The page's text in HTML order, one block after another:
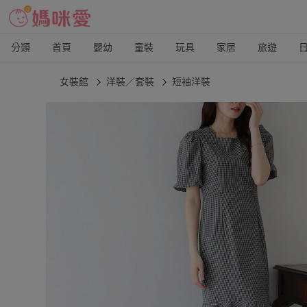
分類 首頁 嬰幼 童裝 玩具 家居 旅遊
女裝館 洋裝／套裝 短袖洋裝